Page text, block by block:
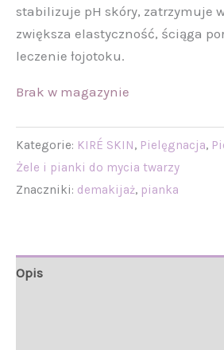
stabilizuje pH skóry, zatrzymuje
zwiększa elastyczność, ściąga
leczenie łojotoku.
Brak w magazynie
Kategorie: KIRÉ SKIN, Pielęgnacja,
Żele i pianki do mycia twarzy
Znaczniki: demakijaż, pianka
Opis